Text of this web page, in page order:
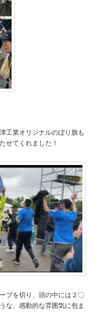
工業オリジナルのぼり旗も
せてくれました！
プを切り、頭の中には２〇
な、感動的な雰囲気に包ま